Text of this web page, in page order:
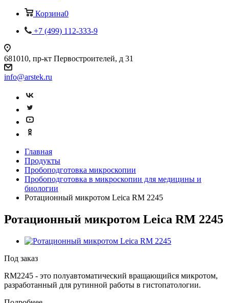
Корзина0
+7 (499) 112-333-9
681010, пр-кт Первостроителей, д 31
info@arstek.ru
Главная
Продукты
Пробоподготовка микроскопии
Пробоподготовка в микроскопии для медицины и
биологии
Ротационный микротом Leica RM 2245
Ротационный микротом Leica RM 2245
Под заказ
RM2245 - это полуавтоматический вращающийся микротом,
разработанный для рутинной работы в гистопатологии.